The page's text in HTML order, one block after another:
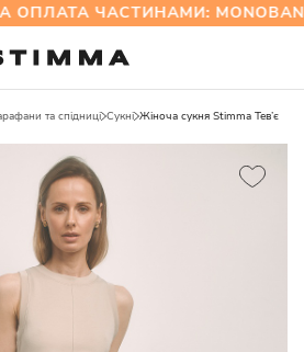
ЧАСТИНАМИ:
та спідниці Сукні Жіноча сукня Stimma Тев’є